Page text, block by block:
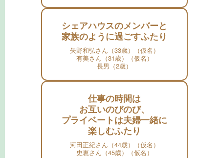
シェアハウスのメンバーと
家族のように過ごすふたり
矢野和弘さん（33歳）（仮名）
有美さん（31歳）（仮名）
長男（2歳）
仕事の時間は
お互いのびのび、
プライベートは夫婦一緒に
楽しむふたり
河田正紀さん（44歳）（仮名）
史恵さん（45歳）（仮名）